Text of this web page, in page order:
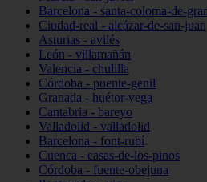
Barcelona - santa-coloma-de-
Ciudad-real - alcázar-de-san-juan
Asturias - avilés
León - villamañán
Valencia - chulilla
Córdoba - puente-genil
Granada - huétor-vega
Cantabria - bareyo
Valladolid - valladolid
Barcelona - font-rubí
Cuenca - casas-de-los-pinos
Córdoba - fuente-obejuna